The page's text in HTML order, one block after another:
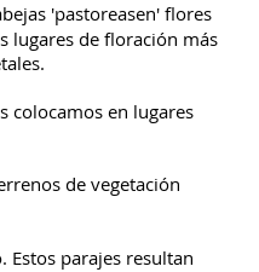
'pastoreasen' flores
lugares de floración más
colocamos en lugares
de vegetación
Estos parajes resultan